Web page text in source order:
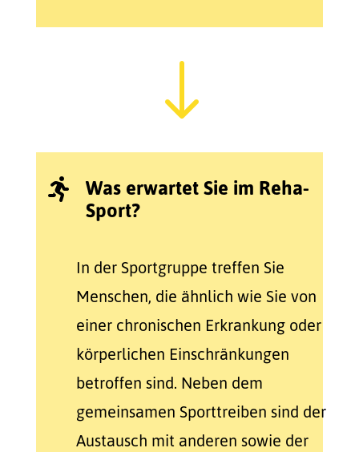
"

Was erwartet Sie im Reha-
Sport?
In der Sportgruppe treffen Sie
Menschen, die ähnlich wie Sie von
einer chronischen Erkrankung oder
körperlichen Einschränkungen
betroffen sind. Neben dem
gemeinsamen Sporttreiben sind der
Austausch mit anderen sowie der